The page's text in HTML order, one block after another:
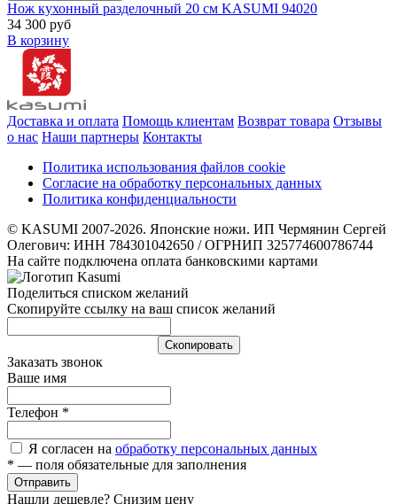
Нож кухонный разделочный 20 см KASUMI 94020
34 300 руб
В корзину
Доставка и оплата Помощь клиентам Возврат товара Отзывы
о нас Наши партнеры Контакты
Политика использования файлов cookie
Согласие на обработку персональных данных
Политика конфиденциальности
© KASUMI 2007-2026. Японские ножи. ИП Чермянин Сергей
Олегович: ИНН 784301042650 / ОГРНИП 325774600786744
На сайте подключена оплата банковскими картами
Поделиться списком желаний
Скопируйте ссылку на ваш список желаний
Cкопировать
Заказать звонок
Ваше имя
Телефон *
Я согласен на обработку персональных данных
* — поля обязательные для заполнения
Отправить
Нашли дешевле? Снизим цену